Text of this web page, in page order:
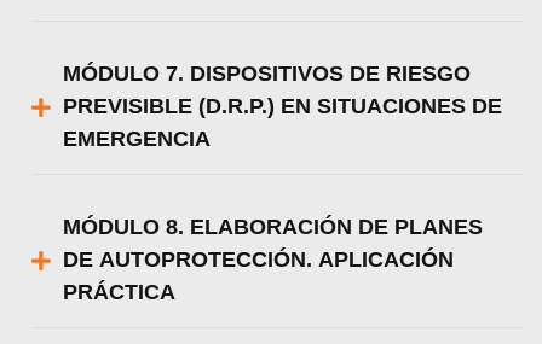
MÓDULO 7. DISPOSITIVOS DE RIESGO
PREVISIBLE (D.R.P.) EN SITUACIONES DE
EMERGENCIA
MÓDULO 8. ELABORACIÓN DE PLANES
DE AUTOPROTECCIÓN. APLICACIÓN
PRÁCTICA